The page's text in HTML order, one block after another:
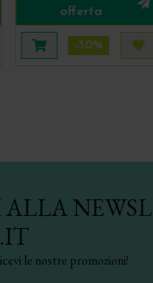
più tardi
offerta
Aggiungi al carrello
-30%
le nostre promozioni!